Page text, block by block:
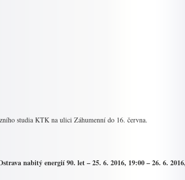
studia KTK na ulici Záhumenní do 16. června.
nabitý energií 90. let – 25. 6. 2016, 19:00 – 26. 6.